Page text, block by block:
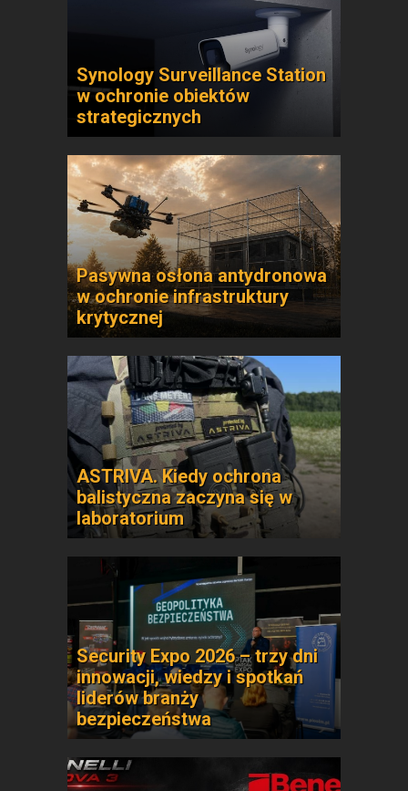
Synology Surveillance Station
w ochronie obiektów
strategicznych
Pasywna osłona antydronowa
w ochronie infrastruktury
krytycznej
ASTRIVA. Kiedy ochrona
balistyczna zaczyna się w
laboratorium
Security Expo 2026 – trzy dni
innowacji, wiedzy i spotkań
liderów branży
bezpieczeństwa